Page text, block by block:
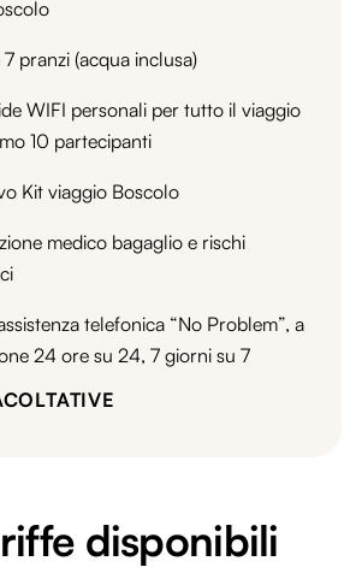
pranzi (acqua inclusa)
WIFI personali per tutto il viaggio
10 partecipanti
Kit viaggio Boscolo
medico bagaglio e rischi
telefonica “No Problem”, a
24 ore su 24, 7 giorni su 7
disponibili